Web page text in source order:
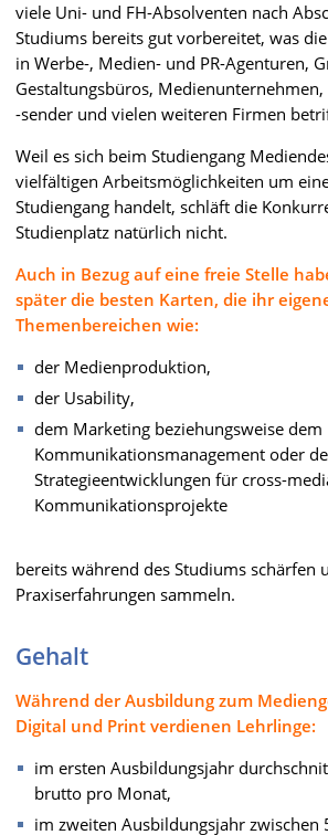
viele Uni- und FH-Absolventen nach
Studiums bereits gut vorbereitet, was
in Werbe-, Medien- und PR-Agenturen,
Gestaltungsbüros,
-sender und vielen weiteren Firmen
Weil es sich beim Studiengang
vielfältigen Arbeitsmöglichkeiten um
Studiengang handelt, schläft die
Studienplatz natürlich nicht.
Auch in Bezug auf eine freie Stelle
später die besten Karten, die ihr
Themenbereichen wie:
der Medienproduktion,
der Usability,
dem Marketing beziehungsweise dem
Kommunikationsmanagement oder
Strategieentwicklungen für cross-
Kommunikationsprojekte
bereits während des Studiums schärfen
Praxiserfahrungen sammeln.
Gehalt
Während der Ausbildung zum
Digital und Print verdienen Lehrlinge:
im ersten Ausbildungsjahr
brutto pro Monat,
im zweiten Ausbildungsjahr zwischen